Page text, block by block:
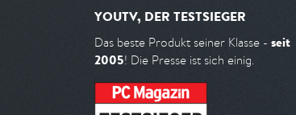
YOUTV, DER TESTSIEGER
Das beste Produkt seiner Klasse - seit
2005! Die Presse ist sich einig.